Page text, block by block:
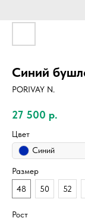
Синий
PORIVAY N.
27 500 р.
Цвет
Синий
Размер
48
50 52
Рост